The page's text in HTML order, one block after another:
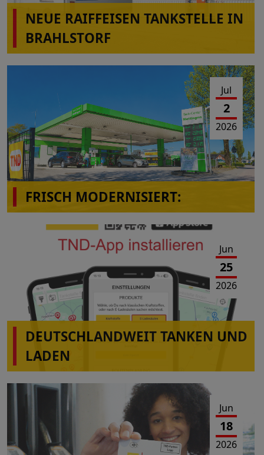
NEUE RAIFFEISEN TANKSTELLE IN
BRAHLSTORF
Jul
2
2026
FRISCH MODERNISIERT:
Das Tank-Center Mettingen präsentiert sich im
neuen Look!
Jun
25
2026
DEUTSCHLANDWEIT TANKEN UND
LADEN
Jun
18
2026